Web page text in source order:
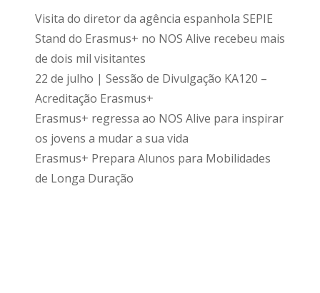
Visita do diretor da agência espanhola SEPIE
Stand do Erasmus+ no NOS Alive recebeu mais
de dois mil visitantes
22 de julho | Sessão de Divulgação KA120 –
Acreditação Erasmus+
Erasmus+ regressa ao NOS Alive para inspirar
os jovens a mudar a sua vida
Erasmus+ Prepara Alunos para Mobilidades
de Longa Duração